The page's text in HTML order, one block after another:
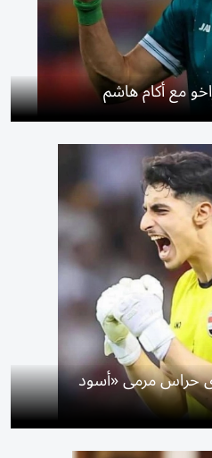
مع أكام هاشم
حراس مرمى «أسود